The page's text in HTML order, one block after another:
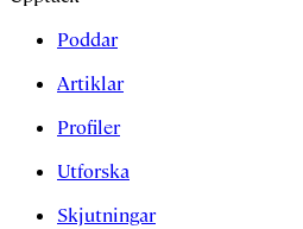
Poddar
Artiklar
Profiler
Utforska
Skjutningar